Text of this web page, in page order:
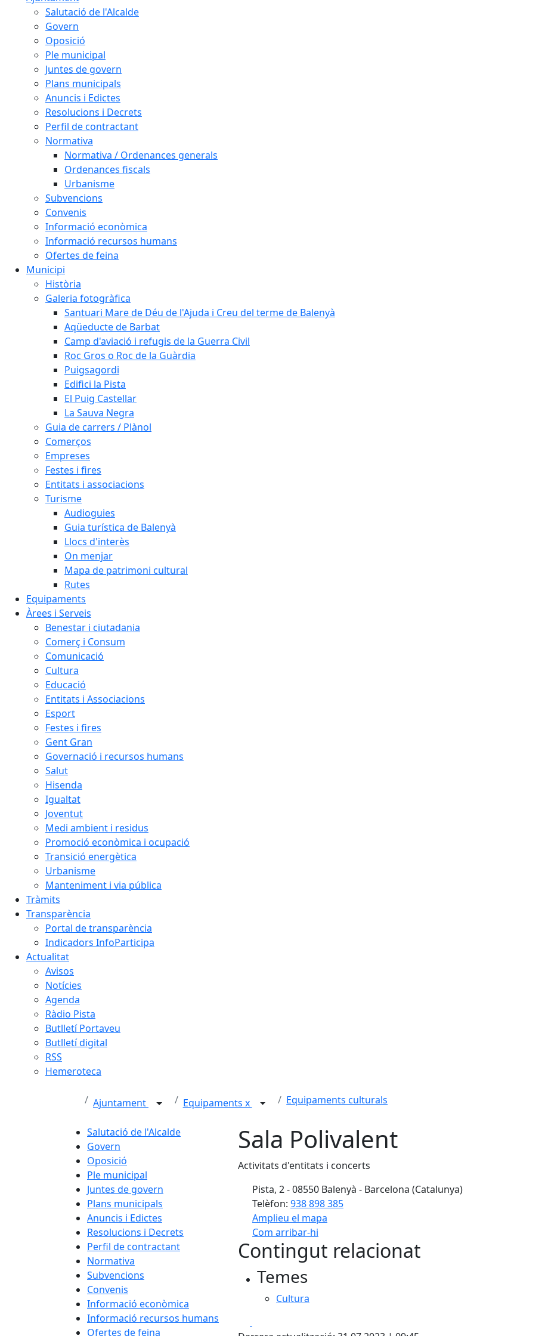
Salutació de l'Alcalde
Govern
Oposició
Ple municipal
Juntes de govern
Plans municipals
Anuncis i Edictes
Resolucions i Decrets
Perfil de contractant
Normativa
Normativa / Ordenances generals
Ordenances fiscals
Urbanisme
Subvencions
Convenis
Informació econòmica
Informació recursos humans
Ofertes de feina
Municipi
Història
Galeria fotogràfica
Santuari Mare de Déu de l'Ajuda i Creu del terme de Balenyà
Aqüeducte de Barbat
Camp d'aviació i refugis de la Guerra Civil
Roc Gros o Roc de la Guàrdia
Puigsagordi
Edifici la Pista
El Puig Castellar
La Sauva Negra
Guia de carrers / Plànol
Comerços
Empreses
Festes i fires
Entitats i associacions
Turisme
Audioguies
Guia turística de Balenyà
Llocs d'interès
On menjar
Mapa de patrimoni cultural
Rutes
Equipaments
Àrees i Serveis
Benestar i ciutadania
Comerç i Consum
Comunicació
Cultura
Educació
Entitats i Associacions
Esport
Festes i fires
Gent Gran
Governació i recursos humans
Salut
Hisenda
Igualtat
Joventut
Medi ambient i residus
Promoció econòmica i ocupació
Transició energètica
Urbanisme
Manteniment i via pública
Tràmits
Transparència
Portal de transparència
Indicadors InfoParticipa
Actualitat
Avisos
Notícies
Agenda
Ràdio Pista
Butlletí Portaveu
Butlletí digital
RSS
Hemeroteca
Ajuntament Equipaments x Equipaments culturals
Salutació de l'Alcalde
Govern
Oposició
Ple municipal
Juntes de govern
Plans municipals
Anuncis i Edictes
Resolucions i Decrets
Perfil de contractant
Normativa
Subvencions
Convenis
Informació econòmica
Informació recursos humans
Ofertes de feina
Sala Polivalent
Activitats d'entitats i concerts
Pista, 2 - 08550 Balenyà - Barcelona (Catalunya)
Telèfon: 938 898 385
Amplieu el mapa
Com arribar-hi
+
−
Contingut relacionat
Temes
Cultura